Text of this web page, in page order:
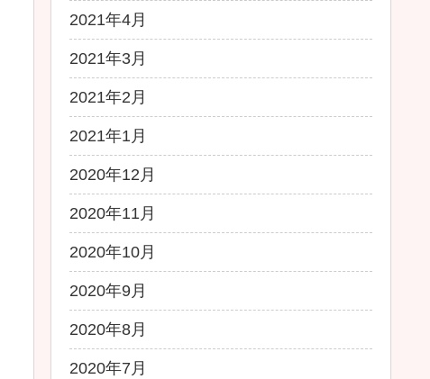
2021年4月
2021年3月
2021年2月
2021年1月
2020年12月
2020年11月
2020年10月
2020年9月
2020年8月
2020年7月